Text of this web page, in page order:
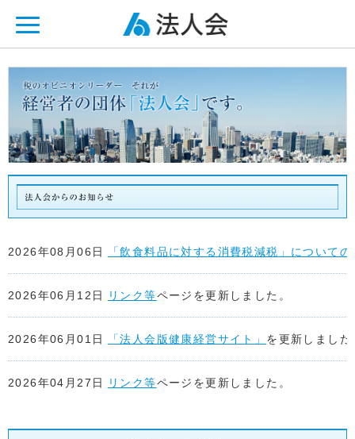
2026年08月06日 「飲食料品に対する消費税減税」について
2026年06月12日 リンク等ページを更新しました。
2026年06月01日 「法人会版健康経営サイト」 を更新しました
2026年04月27日 リンク等ページを更新しました。
2026年04月22日 リンク等ページを更新しました。